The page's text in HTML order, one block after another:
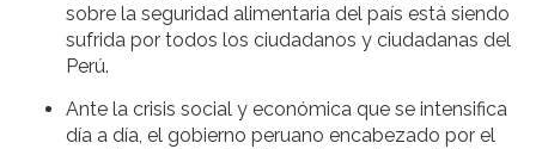
sobre la seguridad alimentaria del país está siendo
sufrida por todos los ciudadanos y ciudadanas del
Perú.
Ante la crisis social y económica que se intensifica
día a día, el gobierno peruano encabezado por el